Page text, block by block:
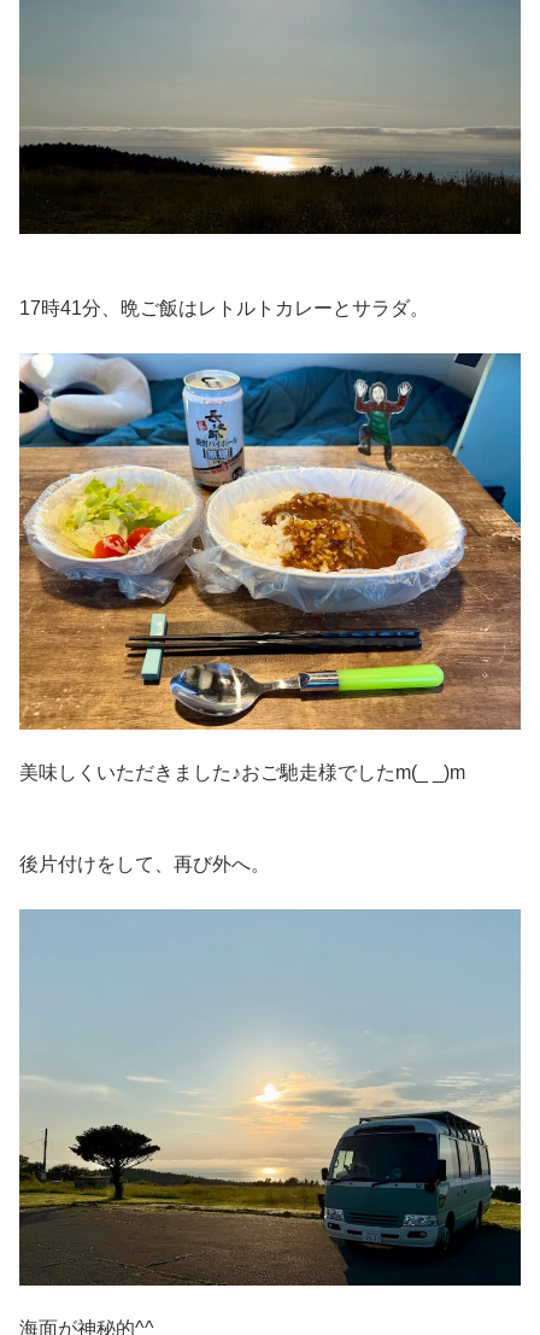
17時41分、晩ご飯はレトルトカレーとサラダ。
美味しくいただきました♪おご馳走様でしたm(_ _)m
後片付けをして、再び外へ。
海面が神秘的^^